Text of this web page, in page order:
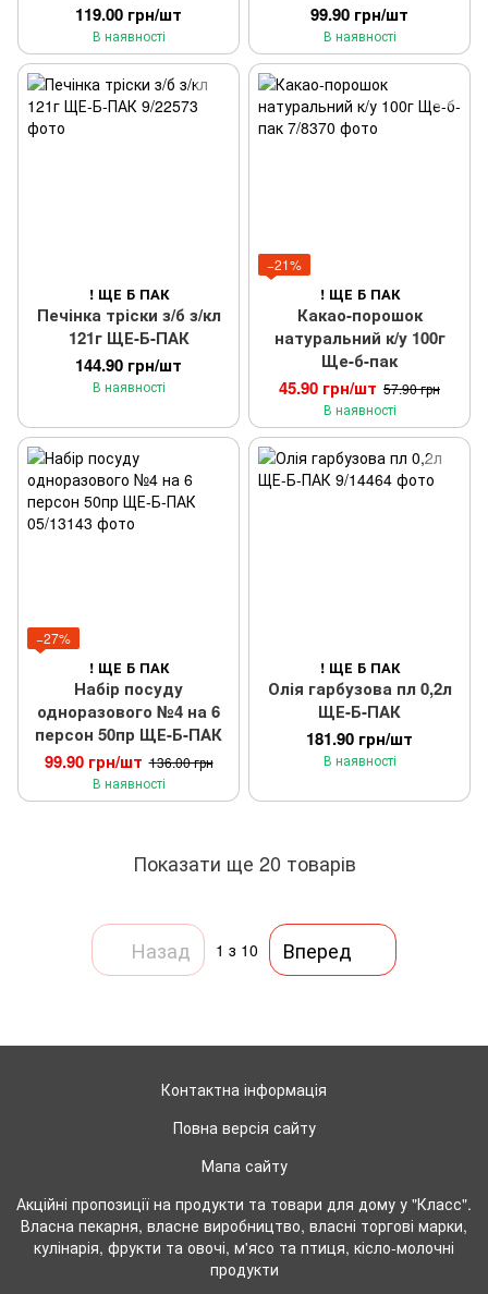
119.00 грн/шт
В наявності
99.90 грн/шт
В наявності
! ЩЕ Б ПАК
Печінка тріски з/б з/кл
121г ЩЕ-Б-ПАК
144.90 грн/шт
В наявності
−21%
! ЩЕ Б ПАК
Какао-порошок
натуральний к/у 100г
Ще-б-пак
45.90 грн/шт 57.90 грн
В наявності
−27%
! ЩЕ Б ПАК
Набір посуду
одноразового №4 на 6
персон 50пр ЩЕ-Б-ПАК
99.90 грн/шт 136.00 грн
В наявності
! ЩЕ Б ПАК
Олія гарбузова пл 0,2л
ЩЕ-Б-ПАК
181.90 грн/шт
В наявності
Показати ще 20 товарів
Назад 1 з 10 Вперед
Контактна інформація
Повна версія сайту
Мапа сайту
Акційні пропозиції на продукти та товари для дому у "Класс".
Власна пекарня, власне виробництво, власні торгові марки,
кулінарія, фрукти та овочі, м'ясо та птиця, кісло-молочні
продукти